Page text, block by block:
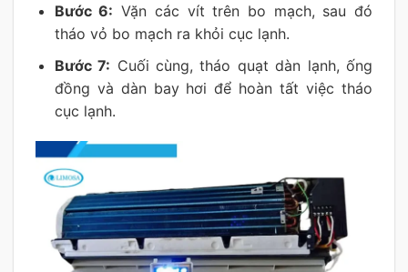
Bước 6: Vặn các vít trên bo mạch, sau đó
tháo vỏ bo mạch ra khỏi cục lạnh.
Bước 7: Cuối cùng, tháo quạt dàn lạnh, ống
đồng và dàn bay hơi để hoàn tất việc tháo
cục lạnh.